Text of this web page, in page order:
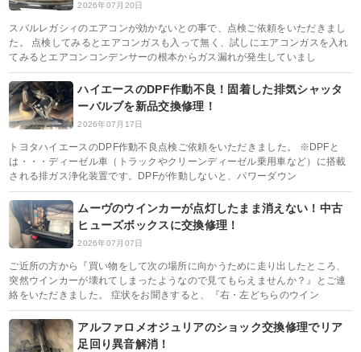
2026年07月20日
スバルレガシィのエアコンが効かないとの事で、点検ご依頼をいただきまし
た。 点検してみるとエアコンガスも入って無く、試しにエアコンガスを入れ
てみるとエアコンコンデンサーの根本からガス漏れが発生していまし
ハイエースのDPF作動不良！固着した排気シャッタ
ーバルブを新品交換修理！
2026年07月17日
トヨタハイエースのDPF作動不良点検ご依頼をいただきました。 ※DPFと
は・・・ディーゼル車（トラックやクリーンディーゼル乗用車など）に搭載
される排ガス浄化装置です。DPFが作動しないと、パワーダウン
ムーヴのウインカーが点灯したまま消えない！中古
ヒューズボックスに交換修理！
2026年07月07日
ご近所の方から『買い物をして次の場所に向かうために走り出したところ、
突然ウインカーが壊れてしまったようなので見てもらえませんか？』とご連
絡をいただきました。 症状をお聞きすると、『右・左どちらのウイン
アルファロメオジュリアのショック交換修理でリア
足回り異音解消！